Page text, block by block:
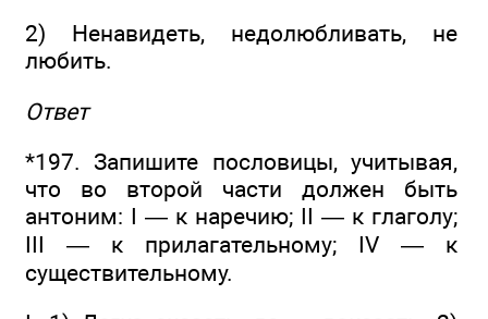
2) Ненавидеть, недолюбливать, не
любить.
Ответ
*197. Запишите пословицы, учитывая,
что во второй части должен быть
антоним: I — к наречию; II — к глаголу;
III — к прилагательному; IV — к
существительному.